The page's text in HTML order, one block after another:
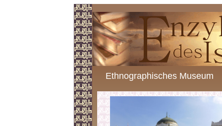
Ethnographisches Museum